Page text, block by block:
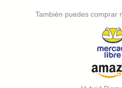
También puedes comprar